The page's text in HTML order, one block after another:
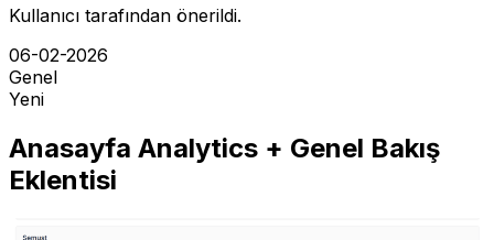
Kullanıcı tarafından önerildi.
06-02-2026
Genel
Yeni
Anasayfa Analytics + Genel Bakış
Eklentisi